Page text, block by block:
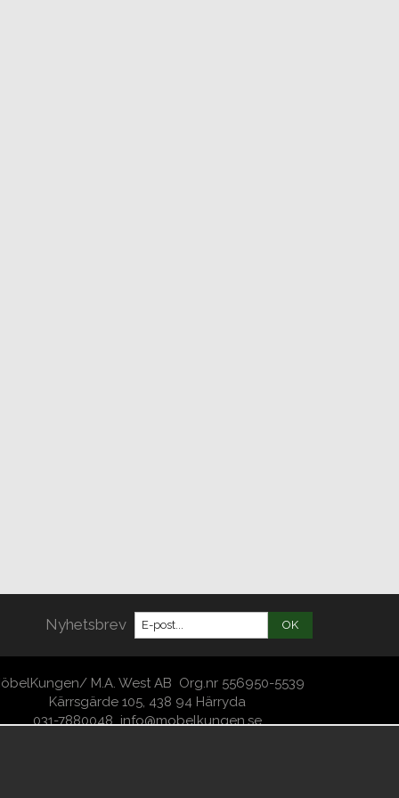
Nyhetsbrev OK
M.A. West AB Org.nr 556950-5539
Kärrsgärde 105, 438 94 Härryda
031-7880048 info@mobelkungen.se